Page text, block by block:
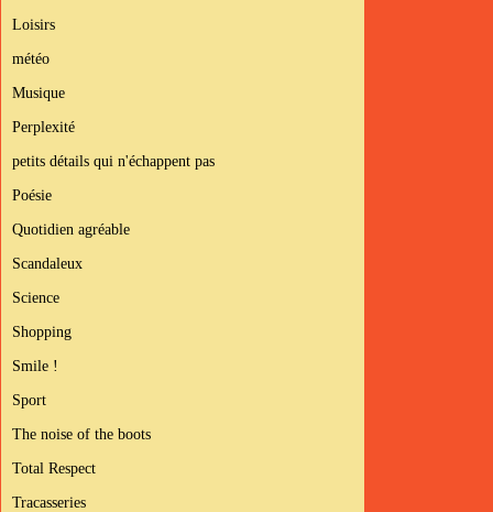
Loisirs
météo
Musique
Perplexité
petits détails qui n'échappent pas
Poésie
Quotidien agréable
Scandaleux
Science
Shopping
Smile !
Sport
The noise of the boots
Total Respect
Tracasseries